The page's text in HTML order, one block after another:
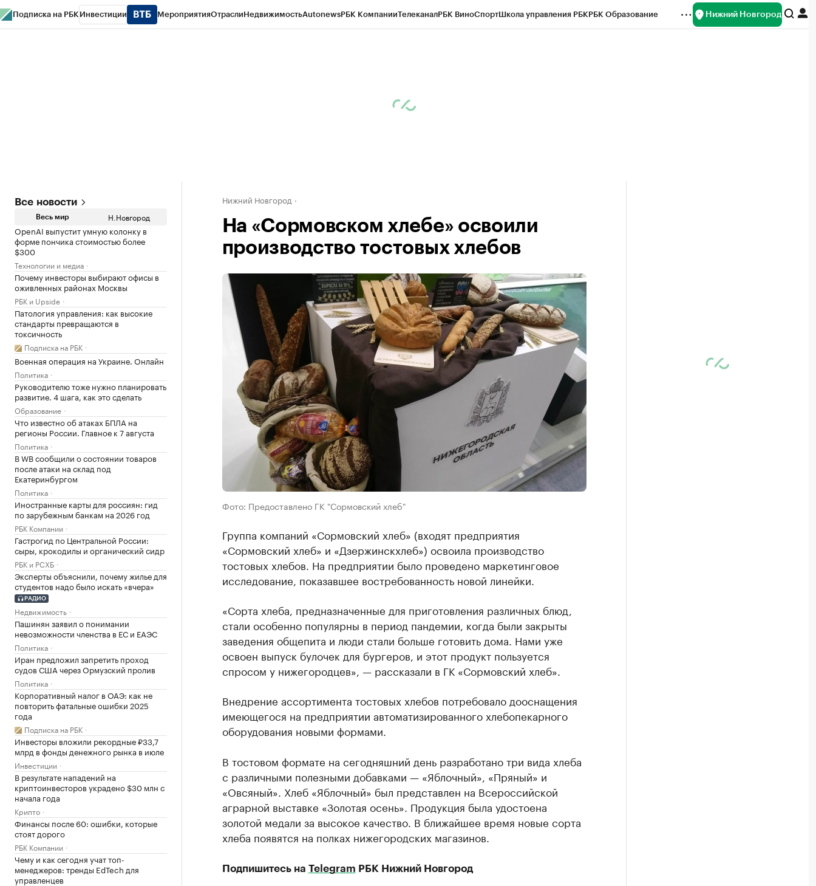
Подписка на РБК Инвестиции МероприятияОтраслиНедвижимостьAutonewsРБК КомпанииТелеканалРБК ВиноСпортШкола управления РБКРБК Образование Нижний Новгород
Все новости
Весь мир Н.Новгород
OpenAI выпустит умную колонку в
форме пончика стоимостью более
$300
Технологии и медиа
Почему инвесторы выбирают офисы в
оживленных районах Москвы
РБК и Upside
Патология управления: как высокие
стандарты превращаются в
токсичность
Подписка на РБК
Военная операция на Украине. Онлайн
Политика
Руководителю тоже нужно планировать
развитие. 4 шага, как это сделать
Образование
Что известно об атаках БПЛА на
регионы России. Главное к 7 августа
Политика
В WB сообщили о состоянии товаров
после атаки на склад под
Екатеринбургом
Политика
Иностранные карты для россиян: гид
по зарубежным банкам на 2026 год
РБК Компании
Гастрогид по Центральной России:
сыры, крокодилы и органический сидр
РБК и РСХБ
Эксперты объяснили, почему жилье для
студентов надо было искать «вчера»
РАДИО
Недвижимость
Пашинян заявил о понимании
невозможности членства в ЕС и ЕАЭС
Политика
Иран предложил запретить проход
судов США через Ормузский пролив
Политика
Корпоративный налог в ОАЭ: как не
повторить фатальные ошибки 2025
года
Подписка на РБК
Инвесторы вложили рекордные ₽33,7
млрд в фонды денежного рынка в июле
Инвестиции
В результате нападений на
криптоинвесторов украдено $30 млн с
начала года
Крипто
Финансы после 60: ошибки, которые
стоят дорого
РБК Компании
Чему и как сегодня учат топ-
менеджеров: тренды EdTech для
управленцев
Нижний Новгород
На «Сормовском хлебе» освоили
производство тостовых хлебов
Фото: Предоставлено ГК "Сормовский хлеб"
Группа компаний «Сормовский хлеб» (входят предприятия
«Сормовский хлеб» и «Дзержинскхлеб») освоила производство
тостовых хлебов. На предприятии было проведено маркетинговое
исследование, показавшее востребованность новой линейки.
«Сорта хлеба, предназначенные для приготовления различных блюд,
стали особенно популярны в период пандемии, когда были закрыты
заведения общепита и люди стали больше готовить дома. Нами уже
освоен выпуск булочек для бургеров, и этот продукт пользуется
спросом у нижегородцев», — рассказали в ГК «Сормовский хлеб».
Внедрение ассортимента тостовых хлебов потребовало дооснащения
имеющегося на предприятии автоматизированного хлебопекарного
оборудования новыми формами.
В тостовом формате на сегодняшний день разработано три вида хлеба
с различными полезными добавками — «Яблочный», «Пряный» и
«Овсяный». Хлеб «Яблочный» был представлен на Всероссийской
аграрной выставке «Золотая осень». Продукция была удостоена
золотой медали за высокое качество. В ближайшее время новые сорта
хлеба появятся на полках нижегородских магазинов.
Подпишитесь на Telegram РБК Нижний Новгород